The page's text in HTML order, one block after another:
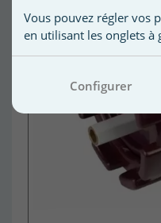
d'envies.
Vous pouvez régler vos
en utilisant les onglets à
Configurer